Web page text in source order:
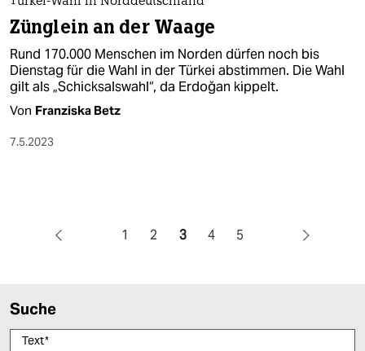
Zünglein an der Waage
Rund 170.000 Menschen im Norden dürfen noch bis
Dienstag für die Wahl in der Türkei abstimmen. Die Wahl
gilt als „Schicksalswahl“, da Erdoğan kippelt.
Von Franziska Betz
7.5.2023
1 2 3 4 5
Suche
Text*